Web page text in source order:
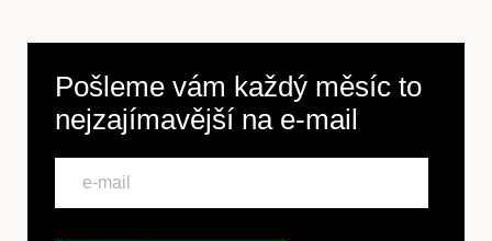
Pošleme vám každý měsíc to
nejzajímavější na e-mail